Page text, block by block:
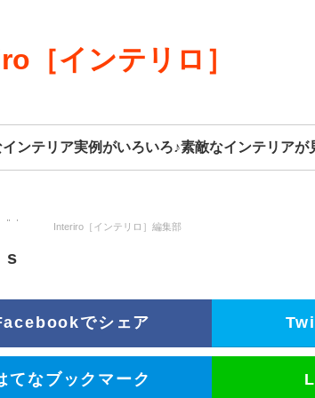
［インテリロ］
ンテリア実例がいろいろ♪素敵なインテリアが
Interiro［インテリロ］編集部
s
でシェア
てなブックマーク